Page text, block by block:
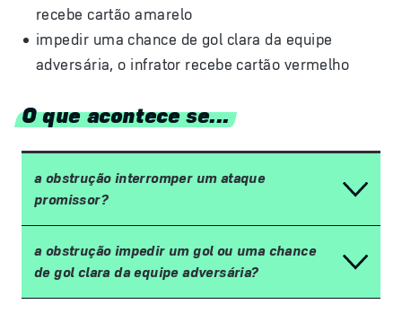
recebe cartão amarelo
impedir uma chance de gol clara da equipe
adversária, o infrator recebe cartão vermelho
O que acontece se...
a obstrução interromper um ataque
promissor?
a obstrução impedir um gol ou uma chance
de gol clara da equipe adversária?